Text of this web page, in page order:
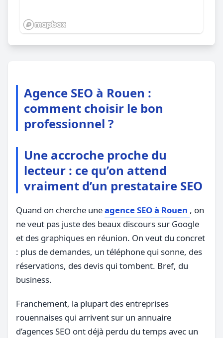
Agence SEO à Rouen :
comment choisir le bon
professionnel ?
Une accroche proche du
lecteur : ce qu’on attend
vraiment d’un prestataire SEO
Quand on cherche uneagence SEO à Rouen , on
ne veut pas juste des beaux discours sur Google
et des graphiques en réunion. On veut du concret
: plus de demandes, un téléphone qui sonne, des
réservations, des devis qui tombent. Bref, du
business.
Franchement, la plupart des entreprises
rouennaises qui arrivent sur un annuaire
d’agences SEO ont déjà perdu du temps avec un